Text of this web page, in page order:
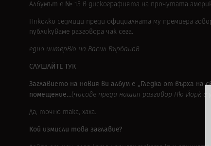
Албумът е № 15 в дискографията на прочутата
Няколко седмици преди официалната му премиера
публикуваме разговора чак сега.
едно интервю на Васил Върбанов
СЛУШАЙТЕ ТУК
Заглавието на новия ви албум е „Гледка от върха на
помещение…( часове преди нашия разговор Ню Йорк е
Да, точно така, хаха.
Кой измисли това заглавие?